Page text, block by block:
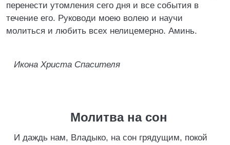
перенести утомления сего дня и все события в
течение его. Руководи моею волею и научи
молиться и любить всех нелицемерно. Аминь.
Икона Христа Спасителя
Молитва на сон
И даждь нам, Владыко, на сон грядущим, покой